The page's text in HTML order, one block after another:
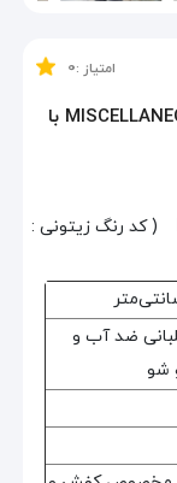
امتیاز :0
ساک ورزشی چنل مدل MISCELLANEOUS - CHANEL10013 با
( کد رنگ زیتونی :
ضد آب و
شو